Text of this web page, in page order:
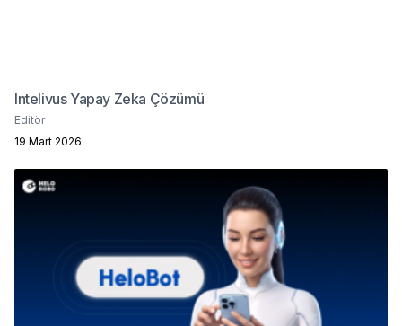
Intelivus Yapay Zeka Çözümü
Editör
19 Mart 2026